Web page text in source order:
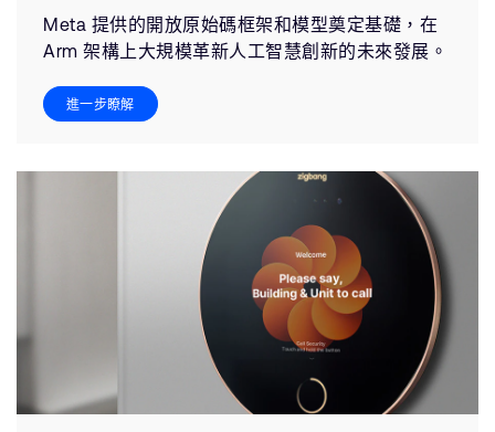
Meta 提供的開放原始碼框架和模型奠定基礎，在
Arm 架構上大規模革新人工智慧創新的未來發展。
進一步瞭解